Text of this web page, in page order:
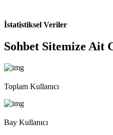
İstatistiksel Veriler
Sohbet Sitemize Ait
Toplam Kullanıcı
Bay Kullanıcı